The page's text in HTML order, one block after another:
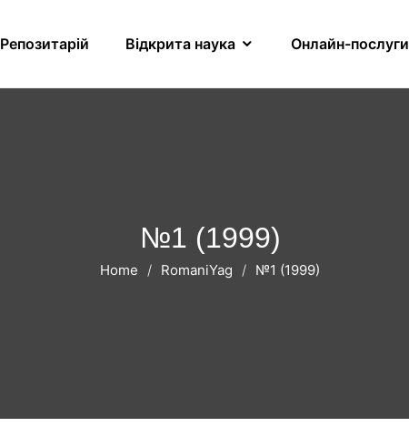
Репозитарій Відкрита наука Онлайн-послуги
№1 (1999)
Home RomaniYag №1 (1999)